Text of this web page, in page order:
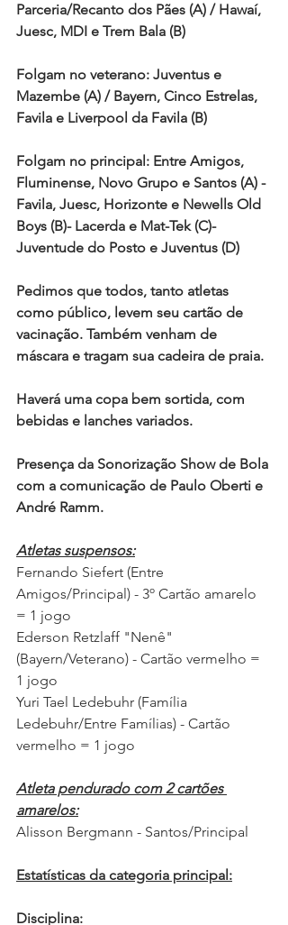
Parceria/Recanto dos Pães (A) / Hawaí,
Juesc, MDI e Trem Bala (B)
Folgam no veterano: Juventus e
Mazembe (A) / Bayern, Cinco Estrelas,
Favila e Liverpool da Favila (B)
Folgam n️o principal: Entre Amigos,
Fluminense, Novo Grupo e Santos (A) -
Favila, Juesc, Horizonte e Newells Old
Boys (B)- Lacerda e Mat-Tek (C)-
Juventude do Posto e Juventus (D)
Pedimos que todos, tanto atletas
como público, levem seu cartão de
vacinação. Também venham de
máscara e tragam sua cadeira de praia.
Haverá uma copa bem sortida, com
bebidas e lanches variados.
Presença da Sonorização Show de Bola
com a comunicação de Paulo Oberti e
André Ramm.
Atletas suspensos:
Fernando Siefert (Entre
Amigos/Principal) - 3º Cartão amarelo
= 1 jogo
Ederson Retzlaff "Nenê"
(Bayern/Veterano) - Cartão vermelho =
1 jogo
Yuri Tael Ledebuhr (Família
Ledebuhr/Entre Famílias) - Cartão
vermelho = 1 jogo
Atleta pendurado com 2 cartões
amarelos:
Alisson Bergmann - Santos/Principal
Estatísticas da categoria principal:
Disciplina: